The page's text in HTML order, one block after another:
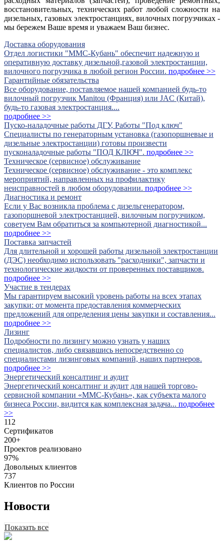
восстановительных, технических работ любой сложности на
дизельных, газовых электростанциях, вилочных погрузчиках -
мы бережем Ваше время и уважаем Ваш бизнес.
Доставка оборудования
Отдел логистики "ММС-Кубань" обеспечит надежную и
оперативную доставку дизельной,газовой электростанции,
вилочного погрузчика в любой регион России. подробнее >>
Гарантийные обязательства
Все оборудование, поставляемое нашей компанией будь-то
вилочный погрузчик Manitou (Франция) или JAC (Китай),
будь-то газовая электростанция....
подробнее >>
Пуско-наладочные работы ДГУ, Работы "Под ключ"
Специалисты по генераторным установка (газопоршневые и
дизельные электростанции) готовы произвести
пусконаладочные работы "ПОД КЛЮЧ". подробнее >>
Техническое (сервисное) обслуживание
Техническое (сервисное) обслуживание - это комплекс
мероприятий, направленных на профилактику
неисправностей в любом оборудовании. подробнее >>
Диагностика и ремонт
Если у Вас возникла проблема с дизельгенератором,
газопоршневой электростанцией, вилочным погрузчиком,
советуем Вам обратиться за компьютерной диагностикой...
подробнее >>
Поставка запчастей
Для длительной и хорошей работы дизельной электростанции
(ДЭС) необходимо использовать "расходники", запчасти и
технологические жидкости от проверенных поставщиков.
подробнее >>
Участие в тендерах
Мы гарантируем высокий уровень работы на всех этапах
закупки: от момента предоставления коммерческих
предложений для определения цены закупки и составления...
подробнее >>
Лизинг
Подробности по лизингу можно узнать у наших
специалистов, либо связавшись непосредственно со
специалистами лизинговых компаний, наших партнеров.
подробнее >>
Энергетический консалтинг и аудит
Энергетический консалтинг и аудит для нашей торгово-
сервисной компании «ММС-Кубань», как субъекта малого
бизнеса России, видится как комплексная задача... подробнее
>>
112
Сертификатов
200+
Проектов реализовано
97%
Довольных клиентов
737
Клиентов по России
Новости
Показать все